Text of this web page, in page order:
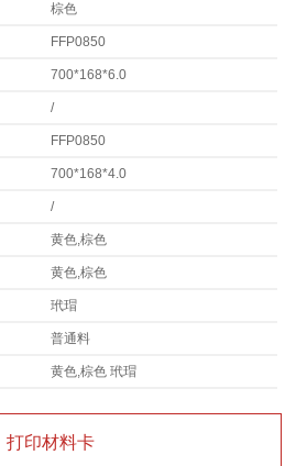
棕色
FFP0850
700*168*6.0
/
FFP0850
700*168*4.0
/
黄色,棕色
黄色,棕色
玳瑁
普通料
黄色,棕色 玳瑁
打印材料卡